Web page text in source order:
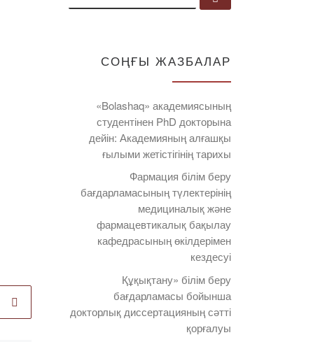
СОҢҒЫ ЖАЗБАЛАР
«Bolashaq» академиясының
студентінен PhD докторына
дейін: Академияның алғашқы
ғылыми жетістігінің тарихы
Фармация білім беру
бағдарламасының түлектерінің
медициналық және
фармацевтикалық бақылау
кафедрасының өкілдерімен
кездесуі
Құқықтану» білім беру
бағдарламасы бойынша
докторлық диссертацияның сәтті
қорғалуы